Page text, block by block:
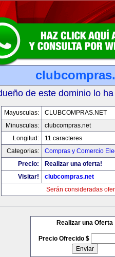
de este dominio lo
Mayusculas:
CLUBCOMPRAS.NET
Minusculas:
clubcompras.net
Longitud:
11 caracteres
Categorias:
Compras y Comercio
Precio:
Realizar una oferta!
Visitar!
clubcompras.net
Serán consideradas
Realizar una Oferta
Precio Ofrecido $